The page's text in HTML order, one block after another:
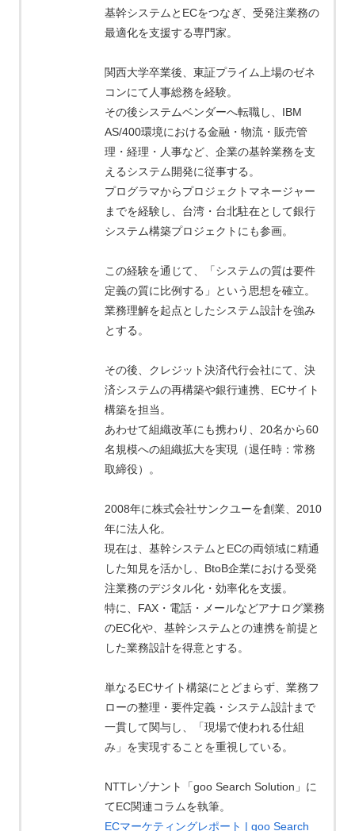
基幹システムとECをつなぎ、受発注業務の
最適化を支援する専門家。
関西大学卒業後、東証プライム上場のゼネ
コンにて人事総務を経験。
その後システムベンダーへ転職し、IBM
AS/400環境における金融・物流・販売管
理・経理・人事など、企業の基幹業務を支
えるシステム開発に従事する。
プログラマからプロジェクトマネージャー
までを経験し、台湾・台北駐在として銀行
システム構築プロジェクトにも参画。
この経験を通じて、「システムの質は要件
定義の質に比例する」という思想を確立。
業務理解を起点としたシステム設計を強み
とする。
その後、クレジット決済代行会社にて、決
済システムの再構築や銀行連携、ECサイト
構築を担当。
あわせて組織改革にも携わり、20名から60
名規模への組織拡大を実現（退任時：常務
取締役）。
2008年に株式会社サンクユーを創業、2010
年に法人化。
現在は、基幹システムとECの両領域に精通
した知見を活かし、BtoB企業における受発
注業務のデジタル化・効率化を支援。
特に、FAX・電話・メールなどアナログ業務
のEC化や、基幹システムとの連携を前提と
した業務設計を得意とする。
単なるECサイト構築にとどまらず、業務フ
ローの整理・要件定義・システム設計まで
一貫して関与し、「現場で使われる仕組
み」を実現することを重視している。
NTTレゾナント「goo Search Solution」に
てEC関連コラムを執筆。
ECマーケティングレポート | goo Search